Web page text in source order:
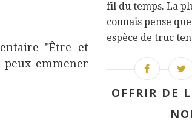
"Être et
peux emmener
fil du temps. La
connais pense
espèce de truc
OFFRIR DE